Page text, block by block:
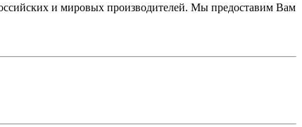
и мировых производителей. Мы предоставим Вам